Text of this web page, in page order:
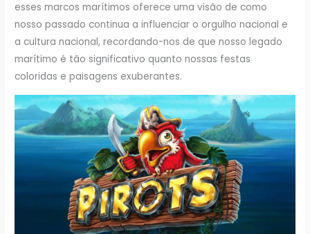
esses marcos marítimos oferece uma visão de como
nosso passado continua a influenciar o orgulho nacional e
a cultura nacional, recordando-nos de que nosso legado
marítimo é tão significativo quanto nossas festas
coloridas e paisagens exuberantes.